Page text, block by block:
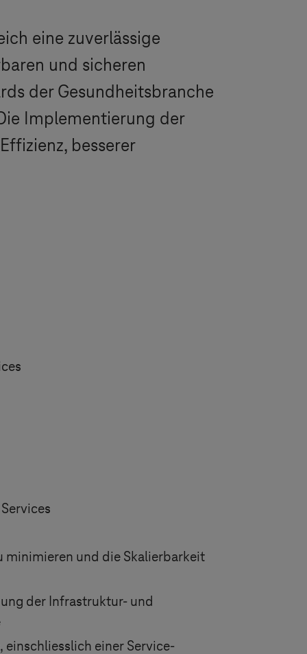
eine zuverlässige
und sicheren
der Gesundheitsbranche
Implementierung der
besserer
minimieren und die Skalierbarkeit
der Infrastruktur- und
einer Service-